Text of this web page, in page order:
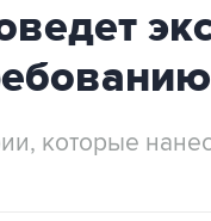
которые